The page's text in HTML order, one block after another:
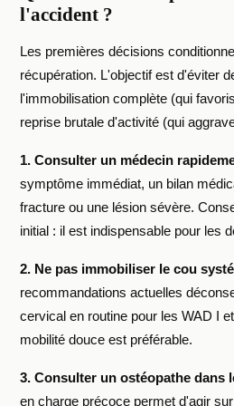
l'accident ?
Les premières décisions
récupération. L'objectif est d'éviter
l'immobilisation complète (qui
reprise brutale d'activité (qui
1. Consulter un médecin
symptôme immédiat, un bilan
fracture ou une lésion sévère.
initial : il est indispensable pour les
2. Ne pas immobiliser le cou
recommandations actuelles
cervical en routine pour les WAD I
mobilité douce est préférable.
3. Consulter un ostéopathe dans
en charge précoce permet d'agir